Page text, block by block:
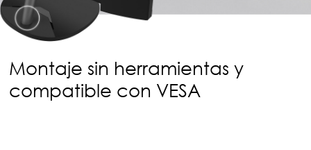
Montaje sin herramientas y
compatible con VESA